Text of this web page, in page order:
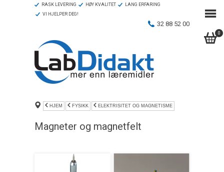
0
RASK LEVERING HØY KVALITET
LANG ERFARING
VI HJELPER DEG!
32 88 52 00
HJEM FYSIKK ELEKTRISITET OG MAGNETISME
Magneter og magnetfelt